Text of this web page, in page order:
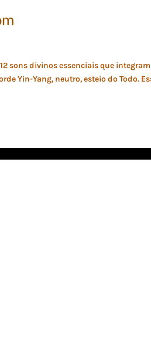
sons divinos essenciais que
Yin-Yang, neutro, esteio do Todo.